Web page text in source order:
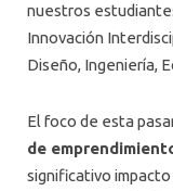
nuestros
Innovación
Diseño, Ingeniería,
El foco de esta
de
significativo